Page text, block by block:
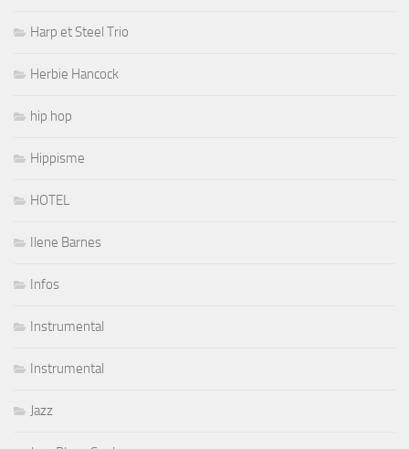
Harp et Steel Trio
Herbie Hancock
hip hop
Hippisme
HOTEL
Ilene Barnes
Infos
Instrumental
Instrumental
Jazz